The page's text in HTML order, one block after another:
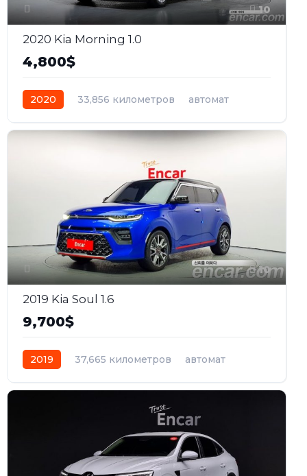
10
2020 Kia Morning 1.0
4,800$
2020 33,856 километров
автомат
10
2019 Kia Soul 1.6
9,700$
2019 37,665 километров
автомат